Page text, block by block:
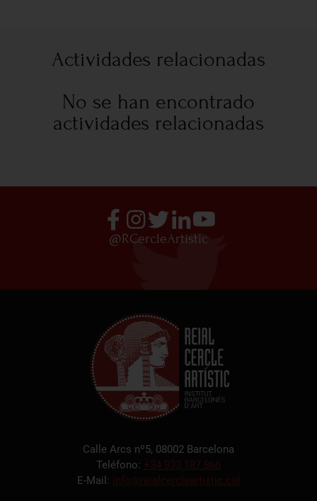
Actividades relacionadas
No se han encontrado
actividades relacionadas
@RCercleArtistic
Calle Arcs nº5, 08002 Barcelona
Teléfono: +34 933 187 866
E-Mail: info@reialcercleartistic.cat